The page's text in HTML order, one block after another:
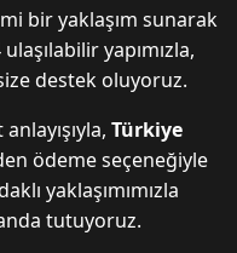
bir yaklaşım sunarak
yapımızla,
destek oluyoruz.
Türkiye
ödeme seçeneğiyle
yaklaşımımızla
tutuyoruz.